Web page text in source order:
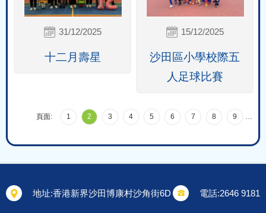
31/12/2025
十二月壽星
15/12/2025
沙田區小學校際五
人足球比賽
頁面: 1 2 3 4 5 6 7 8 9 …
地址:香港新界沙田博康村沙角街6D 電話:2646 9181